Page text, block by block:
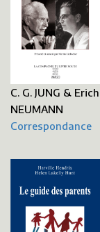
C. G. JUNG & Erich
NEUMANN
Correspondance